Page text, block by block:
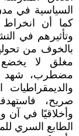
السياسية في
كما أن انخراط
وتأثيرهم في
بالخوف من
مغلق لا يخضع
مضطرب، شهد
صريح،
وأخلاقيًا في آن
الطابع السري